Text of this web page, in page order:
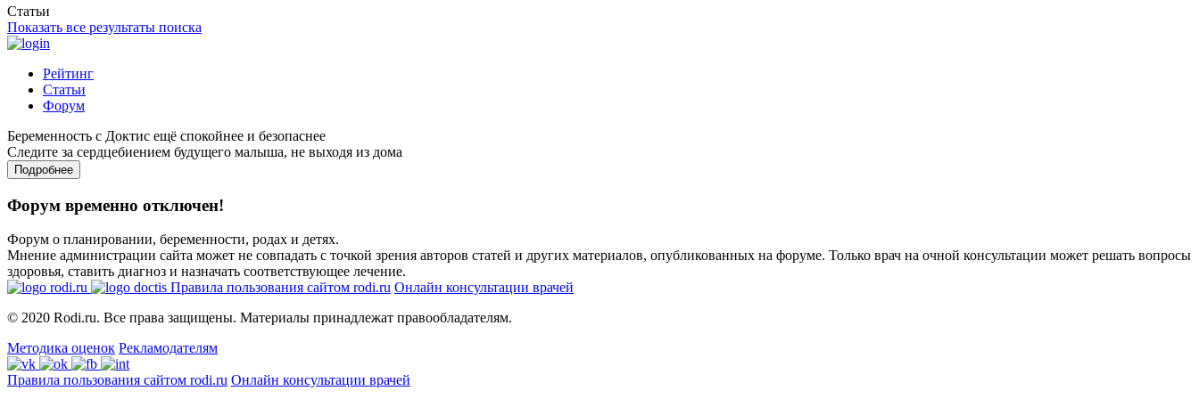
Статьи
Показать все результаты поиска
Рейтинг
Статьи
Форум
Беременность с Доктис ещё спокойнее и безопаснее
Следите за сердцебиением будущего малыша, не выходя из дома
Подробнее
Форум временно отключен!
Форум о планировании, беременности, родах и детях.
Мнение администрации сайта может не совпадать с точкой зрения авторов статей и других материалов, опубликованных на форуме. Только врач на очной консультации может решать вопросы
здоровья, ставить диагноз и назначать соответствующее лечение.
Правила пользования сайтом rodi.ru Онлайн консультации врачей
© 2020 Rodi.ru. Все права защищены. Материалы принадлежат правообладателям.
Методика оценок Рекламодателям
Правила пользования сайтом rodi.ru Онлайн консультации врачей